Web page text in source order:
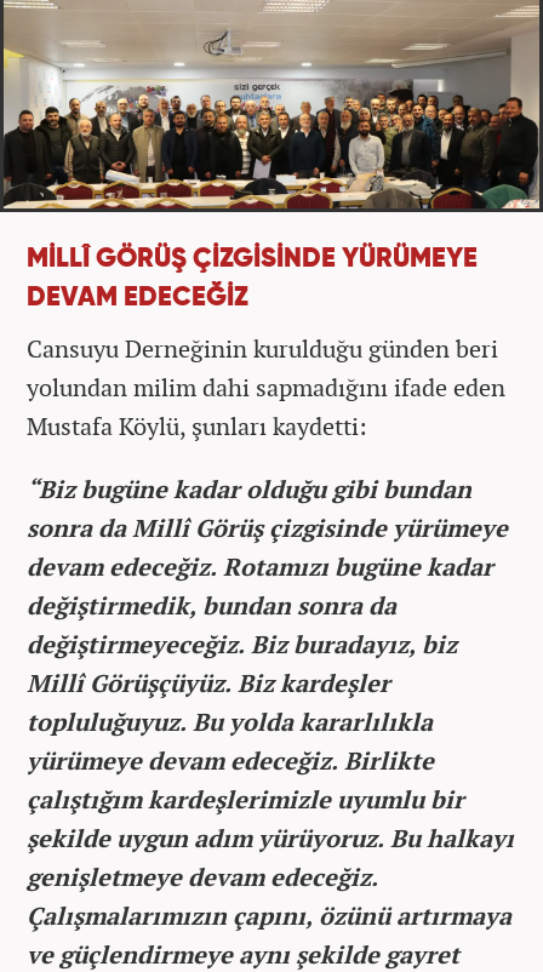
MİLLÎ GÖRÜŞ ÇİZGİSİNDE YÜRÜMEYE
DEVAM EDECEĞİZ
Cansuyu Derneğinin kurulduğu günden beri
yolundan milim dahi sapmadığını ifade eden
Mustafa Köylü, şunları kaydetti:
“Biz bugüne kadar olduğu gibi bundan
sonra da Millî Görüş çizgisinde yürümeye
devam edeceğiz. Rotamızı bugüne kadar
değiştirmedik, bundan sonra da
değiştirmeyeceğiz. Biz buradayız, biz
Millî Görüşçüyüz. Biz kardeşler
topluluğuyuz. Bu yolda kararlılıkla
yürümeye devam edeceğiz. Birlikte
çalıştığım kardeşlerimizle uyumlu bir
şekilde uygun adım yürüyoruz. Bu halkayı
genişletmeye devam edeceğiz.
Çalışmalarımızın çapını, özünü artırmaya
ve güçlendirmeye aynı şekilde gayret